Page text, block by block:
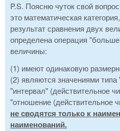
P.S. Поясню чуток свой
это математическая
результат сравнения двух
определена операция
величины:
(1) имеют одинаковую
(2) являются значениями типа
"интервал" (действительное
"отношение (действительное
не сводятся только к
наименований.